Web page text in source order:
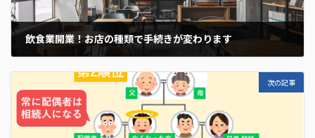
飲食業開業！お店の種類で手続きが変わります
次の記事